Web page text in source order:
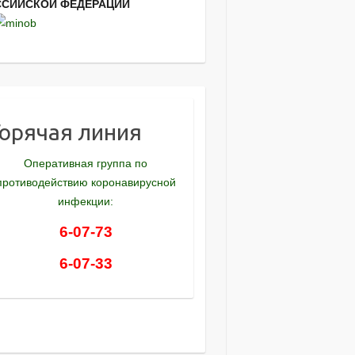
ФЕДЕРАЦИИ
линия
Оперативная группа по
коронавирусной
инфекции:
6-07-73
6-07-33